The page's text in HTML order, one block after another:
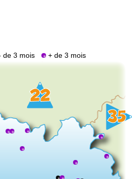
de 3 mois + de 3 mois